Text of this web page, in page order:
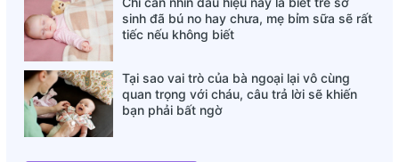
sinh đã bú no hay chưa, mẹ bỉm sữa sẽ rất
tiếc nếu không biết
Tại sao vai trò của bà ngoại lại vô cùng
quan trọng với cháu, câu trả lời sẽ khiến
bạn phải bất ngờ